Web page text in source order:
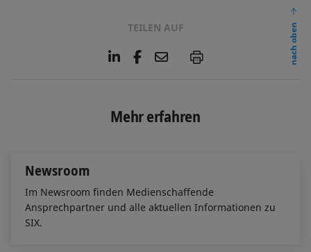
TEILEN AUF
L
e
d
F
o
E
l
P
nach oben
Mehr erfahren
Newsroom
Im Newsroom finden Medienschaffende
Ansprechpartner und alle aktuellen Informationen zu
SIX.